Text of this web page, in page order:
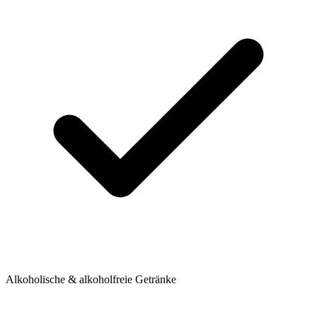
Alkoholische & alkoholfreie Getränke